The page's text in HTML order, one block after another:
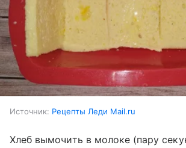
Источник: Рецепты Леди Mail.ru
Хлеб вымочить в молоке (пару